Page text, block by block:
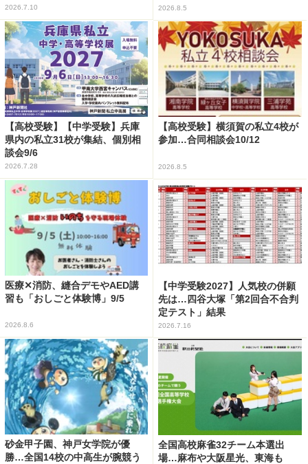
2026.7.10 2026.8.5
【高校受験】【中学受験】兵庫
県内の私立31校が集結、個別相
談会9/6
2026.7.28
【高校受験】横須賀の私立4校が
参加…合同相談会10/12
2026.8.5
医療✕消防、縫合デモやAED講
習も「おしごと体験博」9/5
2026.8.6
【中学受験2027】人気校の併願
先は…四谷大塚「第2回合不合判
定テスト」結果
2026.7.16
砂金甲子園、神戸女学院が優
勝…全国14校の中高生が腕競う
全国高校麻雀32チーム本選出
場…麻布や大阪星光、東海も